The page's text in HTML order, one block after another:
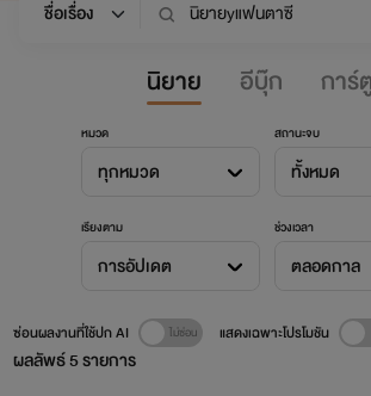
นิยาย อีบุ๊ก การ์
หมวด
ทุกหมวด
สถานะจบ
ทั้งหมด
เรียงตาม
การอัปเดต
ช่วงเวลา
ตลอดกาล
ผลลัพธ์5รายการ
ซ่อนผลงานที่ใช้ปก AI แสดงเฉพาะโปรโมชัน